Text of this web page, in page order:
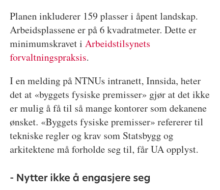
Planen inkluderer 159 plasser i åpent landskap.
Arbeidsplassene er på 6 kvadratmeter. Dette er
minimumskravet i Arbeidstilsynets
forvaltningspraksis.
I en melding på NTNUs intranett, Innsida, heter
det at «byggets fysiske premisser» gjør at det ikke
er mulig å få til så mange kontorer som dekanene
ønsket. «Byggets fysiske premisser» refererer til
tekniske regler og krav som Statsbygg og
arkitektene må forholde seg til, får UA opplyst.
- Nytter ikke å engasjere seg